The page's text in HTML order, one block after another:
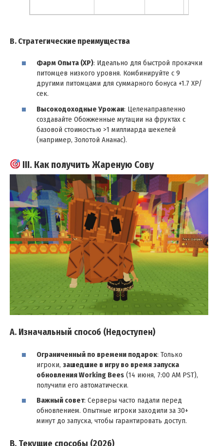
B. Стратегические преимущества
Фарм Опыта (XP): Идеально для быстрой прокачки
питомцев низкого уровня. Комбинируйте с 9
другими питомцами для суммарного бонуса +1.7 XP/
сек.
Высокодоходные Урожаи: Целенаправленно
создавайте Обожженные мутации на фруктах с
базовой стоимостью >1 миллиарда шекелей
(например, Золотой Ананас).
III. Как получить Жареную Сову
A. Изначальный способ (Недоступен)
Ограниченный по времени подарок: Только
игроки, зашедшие в игру во время запуска
обновления Working Bees (14 июня, 7:00 AM PST),
получили его автоматически.
Важный совет: Серверы часто падали перед
обновлением. Опытные игроки заходили за 30+
минут до запуска, чтобы гарантировать доступ.
B. Текущие способы (2026)